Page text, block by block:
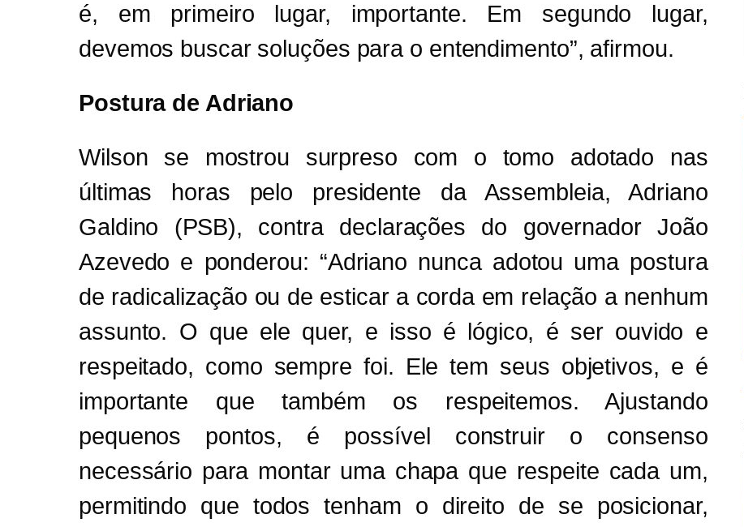
é, em primeiro lugar, importante. Em segundo lugar,
devemos buscar soluções para o entendimento”, afirmou.
Postura de Adriano
Wilson se mostrou surpreso com o tomo adotado nas
últimas horas pelo presidente da Assembleia, Adriano
Galdino (PSB), contra declarações do governador João
Azevedo e ponderou: “Adriano nunca adotou uma postura
de radicalização ou de esticar a corda em relação a nenhum
assunto. O que ele quer, e isso é lógico, é ser ouvido e
respeitado, como sempre foi. Ele tem seus objetivos, e é
importante que também os respeitemos. Ajustando
pequenos pontos, é possível construir o consenso
necessário para montar uma chapa que respeite cada um,
permitindo que todos tenham o direito de se posicionar,